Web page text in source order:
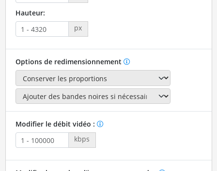
Hauteur:
px
Options de redimensionnement
Modifier le débit vidéo :
kbps